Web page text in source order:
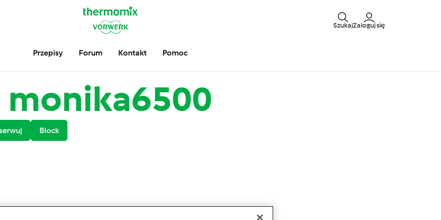
SzukajZaloguj się
Przepisy Forum Kontakt Pomoc
monika6500
Block